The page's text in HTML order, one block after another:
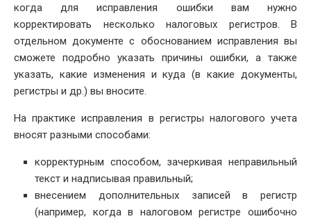
когда для исправления ошибки вам нужно
корректировать несколько налоговых регистров. В
отдельном документе с обоснованием исправления вы
сможете подробно указать причины ошибки, а также
указать, какие изменения и куда (в какие документы,
регистры и др.) вы вносите.
На практике исправления в регистры налогового учета
вносят разными способами:
корректурным способом, зачеркивая неправильный
текст и надписывая правильный;
внесением дополнительных записей в регистр
(например, когда в налоговом регистре ошибочно